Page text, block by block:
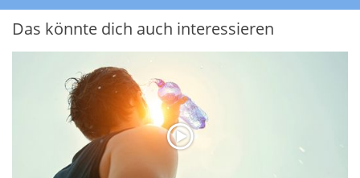
Das könnte dich auch interessieren